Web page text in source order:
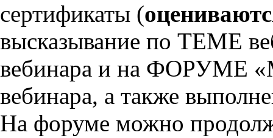
сертификаты (
высказывание по ТЕМЕ
вебинара и на ФОРУМЕ
вебинара, а также
На форуме можно